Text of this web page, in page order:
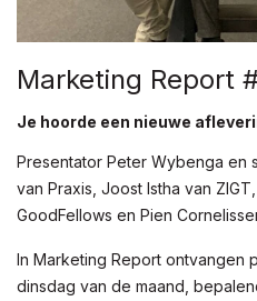
Marketing Report
Je hoorde een nieuwe
Presentator Peter Wybenga en
van Praxis, Joost Istha van
GoodFellows en Pien
In Marketing Report ontvangen
dinsdag van de maand,